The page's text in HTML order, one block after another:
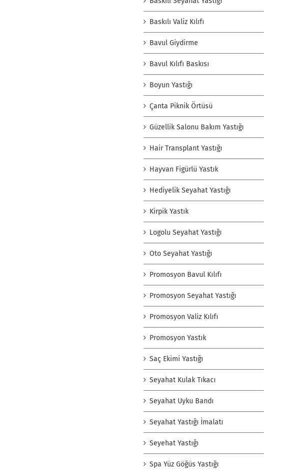
Baskılı Valiz Kılıfı
Bavul Giydirme
Bavul Kılıfı Baskısı
Boyun Yastığı
Çanta Piknik Örtüsü
Güzellik Salonu Bakım Yastığı
Hair Transplant Yastığı
Hayvan Figürlü Yastık
Hediyelik Seyahat Yastığı
Kirpik Yastık
Logolu Seyahat Yastığı
Oto Seyahat Yastığı
Promosyon Bavul Kılıfı
Promosyon Seyahat Yastığı
Promosyon Valiz Kılıfı
Promosyon Yastık
Saç Ekimi Yastığı
Seyahat Kulak Tıkacı
Seyahat Uyku Bandı
Seyahat Yastığı İmalatı
Seyehat Yastığı
Spa Yüz Göğüs Yastığı